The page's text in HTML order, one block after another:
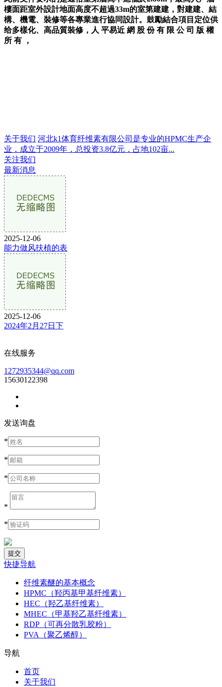
樓面距室外設計地面高度不超過33m的室第建建，對建建、結
構、機電、裝修等各專業進行協同設計。鼓勵結合項目定位供
给多樣化、高品質裝修，人 平易近 網 股 份 有 限 公 司 版 權
所 有 ，
关于我们 河北k1体育纤维素有限公司是专业的HPMC生产企
业，成立于2009年，总投资3.8亿元，占地102亩...
关注我们
最新消息
2025-12-06
能力做风扶植的表
2025-12-06
2024年2月27日下
在线服务
1272935344@qq.com
15630122398
发送询盘
*
*
*
*
*
快捷导航
纤维素醚的基本概念
HPMC（羟丙基甲基纤维素）
HEC（羟乙基纤维素）
MHEC（甲基羟乙基纤维素）
RDP（可再分散乳胶粉）
PVA（聚乙烯醇）
导航
首页
关于我们